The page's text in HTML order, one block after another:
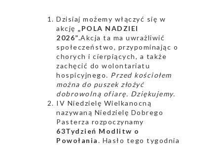
Dzisiaj możemy włączyć się w
akcję „POLA NADZIEI
2026”.Akcja ta ma uwrażliwić
społeczeństwo, przypominając o
chorych i cierpiących, a także
zachęcić do wolontariatu
hospicyjnego. Przed kościołem
można do puszek złożyć
dobrowolną ofiarę. Dziękujemy.
IV Niedzielę Wielkanocną
nazywaną Niedzielę Dobrego
Pasterza rozpoczynamy
63Tydzień Modlitw o
Powołania. Hasło tego tygodnia